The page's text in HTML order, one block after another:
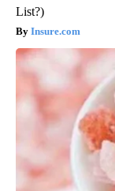
List?)
Insure.com